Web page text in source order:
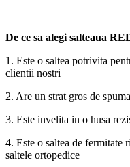
De ce sa alegi salteaua
1. Este o saltea potrivita
clientii nostri
2. Are un strat gros de
3. Este invelita in o husa
4. Este o saltea de fermitate
saltele ortopedice